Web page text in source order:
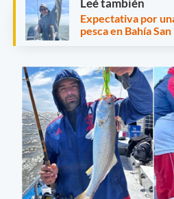
Leé también
Expectativa por
pesca en Bahía San